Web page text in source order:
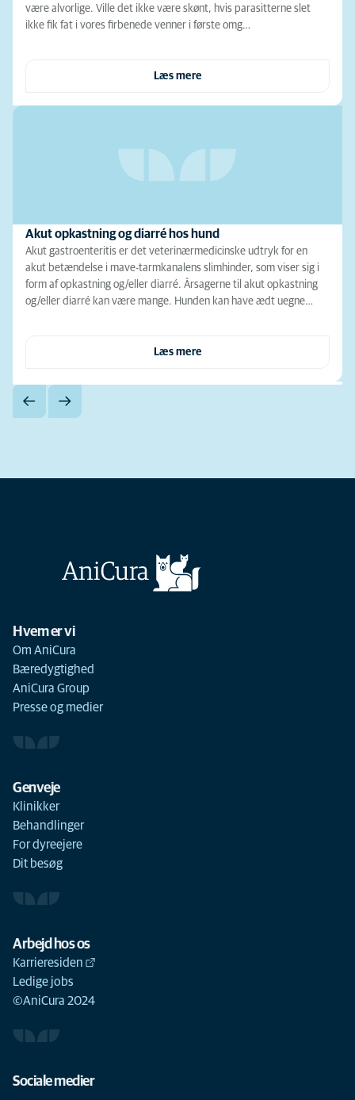
være alvorlige. Ville det ikke være skønt, hvis parasitterne slet
ikke fik fat i vores firbenede venner i første omg…
Læs mere
Akut opkastning og diarré hos hund
Akut gastroenteritis er det veterinærmedicinske udtryk for en
akut betændelse i mave-tarmkanalens slimhinder, som viser sig i
form af opkastning og/eller diarré. Årsagerne til akut opkastning
og/eller diarré kan være mange. Hunden kan have ædt uegne…
Læs mere
Hvem er vi
Om AniCura
Bæredygtighed
AniCura Group
Presse og medier
Genveje
Klinikker
Behandlinger
For dyreejere
Dit besøg
Arbejd hos os
Karrieresiden
Ledige jobs
©AniCura 2024
Sociale medier